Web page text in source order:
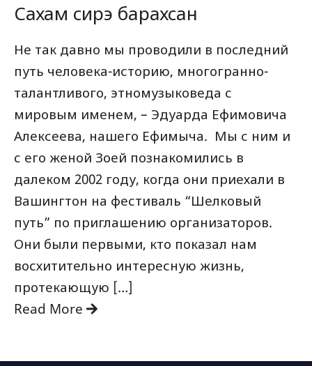
Сахам сирэ барахсан
Не так давно мы проводили в последний
путь человека-историю, многогранно-
талантливого, этномузыковеда с
мировым именем, – Эдуарда Ефимовича
Алексеева, нашего Ефимыча. Мы с ним и
с его женой Зоей познакомились в
далеком 2002 году, когда они приехали в
Вашингтон на фестиваль “Шелковый
путь” по приглашению организаторов.
Они были первыми, кто показал нам
восхитительно интересную жизнь,
протекающую […]
Read More